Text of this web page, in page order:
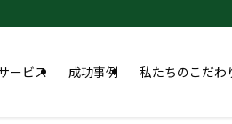
ービス 成功事例 私たちのこだわ